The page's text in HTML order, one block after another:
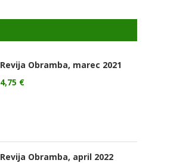
Revija Obramba, marec 2021
4,75 €
Revija Obramba, april 2022